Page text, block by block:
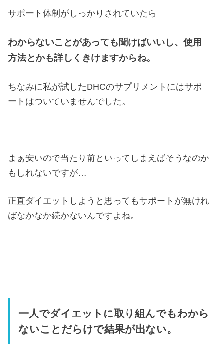
サポート体制がしっかりされていたら
わからないことがあっても聞けばいいし、使用
方法とかも詳しくきけますからね。
ちなみに私が試したDHCのサプリメントにはサポ
ートはついていませんでした。
まぁ安いので当たり前といってしまえばそうなのか
もしれないですが…
正直ダイエットしようと思ってもサポートが無けれ
ばなかなか続かないんですよね。
一人でダイエットに取り組んでもわから
ないことだらけで結果が出ない。